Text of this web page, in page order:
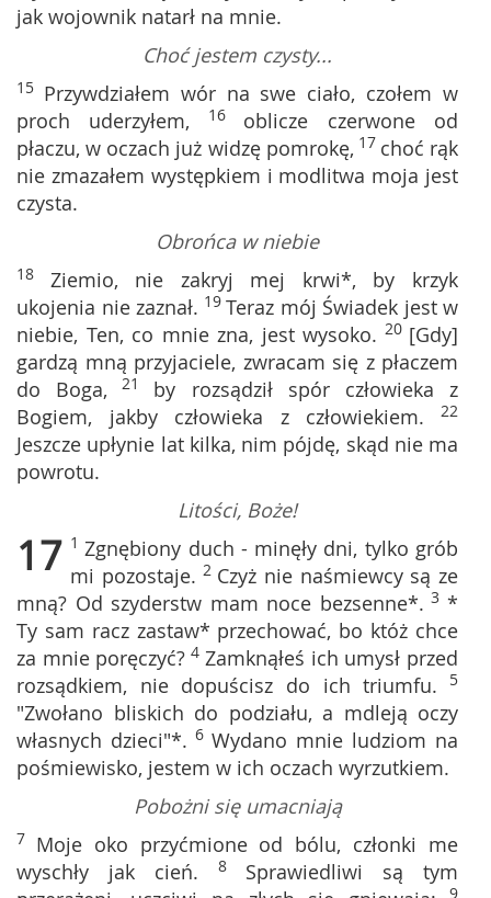
jak wojownik natarł na mnie.
Choć jestem czysty...
15 Przywdziałem wór na swe ciało, czołem w
proch uderzyłem, 16 oblicze czerwone od
płaczu, w oczach już widzę pomrokę, 17 choć rąk
nie zmazałem występkiem i modlitwa moja jest
czysta.
Obrońca w niebie
18 Ziemio, nie zakryj mej krwi*, by krzyk
ukojenia nie zaznał. 19 Teraz mój Świadek jest w
niebie, Ten, co mnie zna, jest wysoko. 20 [Gdy]
gardzą mną przyjaciele, zwracam się z płaczem
do Boga, 21 by rozsądził spór człowieka z
Bogiem, jakby człowieka z człowiekiem. 22
Jeszcze upłynie lat kilka, nim pójdę, skąd nie ma
powrotu.
Litości, Boże!
17 1 Zgnębiony duch - minęły dni, tylko grób
mi pozostaje. 2 Czyż nie naśmiewcy są ze
mną? Od szyderstw mam noce bezsenne*. 3*
Ty sam racz zastaw* przechować, bo któż chce
za mnie poręczyć? 4 Zamknąłeś ich umysł przed
rozsądkiem, nie dopuścisz do ich triumfu. 5
"Zwołano bliskich do podziału, a mdleją oczy
własnych dzieci"*. 6 Wydano mnie ludziom na
pośmiewisko, jestem w ich oczach wyrzutkiem.
Pobożni się umacniają
7 Moje oko przyćmione od bólu, członki me
wyschły jak cień. 8 Sprawiedliwi są tym
9